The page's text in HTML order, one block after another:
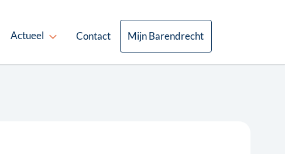
Actueel Contact Mijn Barendrecht